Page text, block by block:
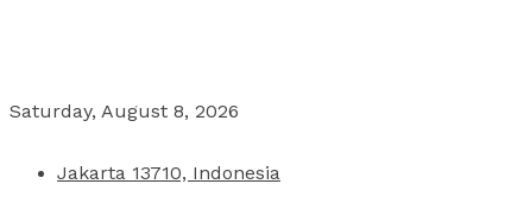
Saturday, August 8, 2026
Jakarta 13710, Indonesia